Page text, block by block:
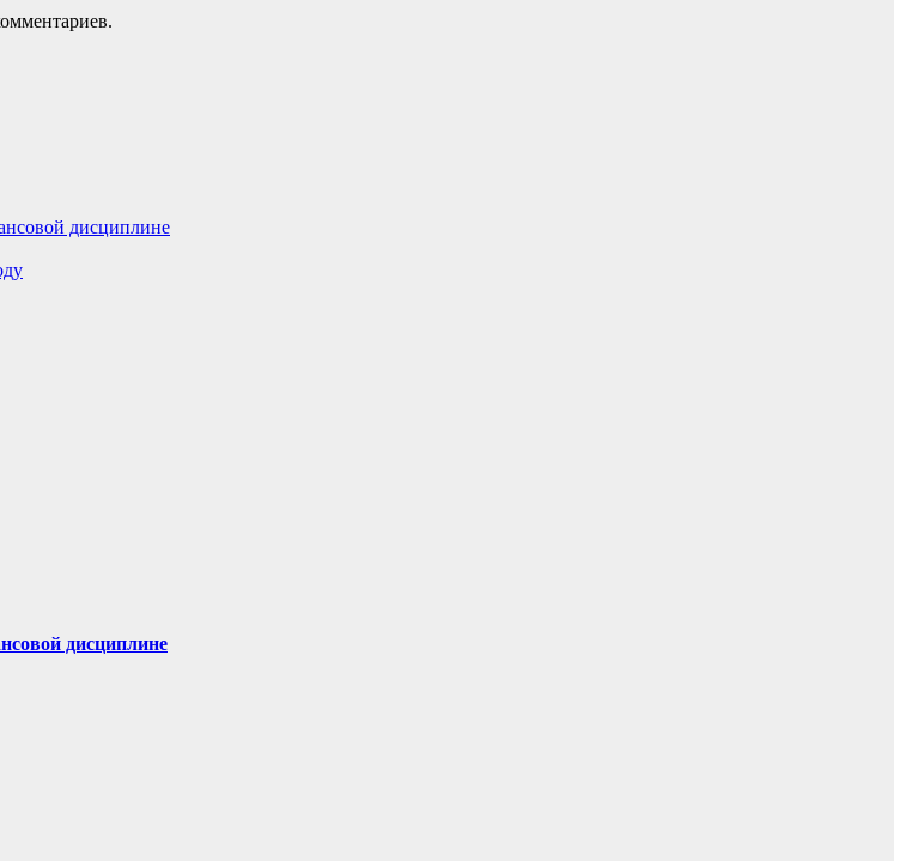
дисциплине
дисциплине